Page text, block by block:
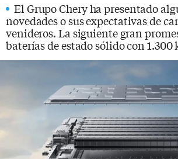
El Grupo Chery ha presentado
novedades o sus expectativas de
venideros. La siguiente gran
baterías de estado sólido con 1.300